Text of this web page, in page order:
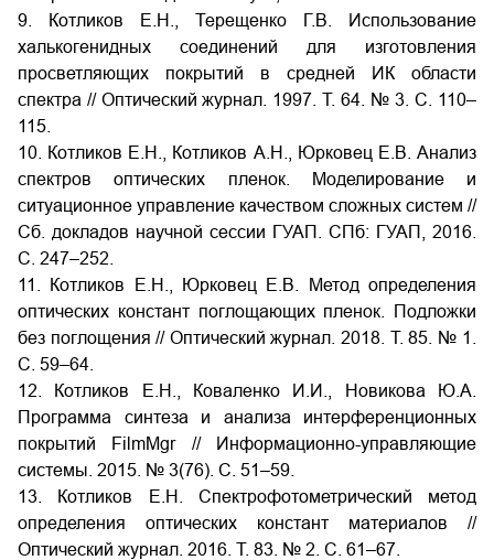
9. Котликов Е.Н., Терещенко Г.В. Использование
халькогенидных соединений для изготовления
просветляющих покрытий в средней ИК области
спектра // Оптический журнал. 1997. Т. 64. № 3. С. 110–
115.
10. Котликов Е.Н., Котликов А.Н., Юрковец Е.В. Анализ
спектров оптических пленок. Моделирование и
ситуационное управление качеством сложных систем //
Сб. докладов научной сессии ГУАП. СПб: ГУАП, 2016.
С. 247–252.
11. Котликов Е.Н., Юрковец Е.В. Метод определения
оптических констант поглощающих пленок. Подложки
без поглощения // Оптический журнал. 2018. Т. 85. № 1.
С. 59–64.
12. Котликов Е.Н., Коваленко И.И., Новикова Ю.А.
Программа синтеза и анализа интерференционных
покрытий FilmMgr // Информационно-управляющие
системы. 2015. № 3(76). С. 51–59.
13. Котликов Е.Н. Спектрофотометрический метод
определения оптических констант материалов //
Оптический журнал. 2016. Т. 83. № 2. С. 61–67.